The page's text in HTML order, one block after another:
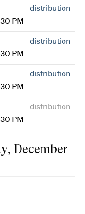
PM
distribution
PM
distribution
PM
distribution
PM
distribution
December